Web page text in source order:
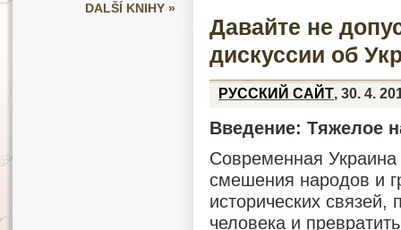
DALŠÍ KNIHY »
Давайте не
дискуссии об
РУССКИЙ САЙТ, 30. 4.
Введение: Тяжелое
Современная Украина
смешения народов и
исторических связей,
человека и